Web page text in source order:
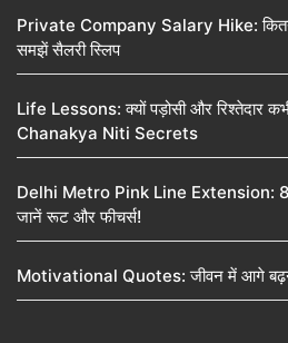
Private Company Salary Hike:
समझें सैलरी स्लिप
Life Lessons: क्यों पड़ोसी और रिश्तेदार
Chanakya Niti Secrets
Delhi Metro Pink Line Extension: 8
जानें रूट और फीचर्स!
Motivational Quotes: जीवन में आगे बढ़ना